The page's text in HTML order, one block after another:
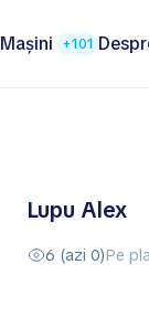
Mașini +101
Lupu Alex
6 (azi 0)Pe